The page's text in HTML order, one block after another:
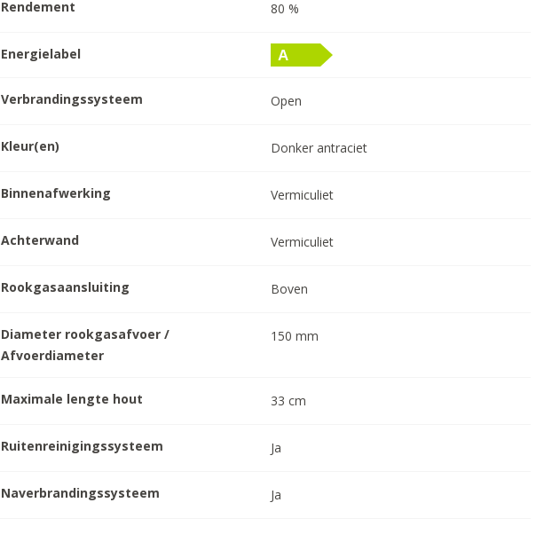
Rendement 80 %
Energielabel
Verbrandingssysteem Open
Kleur(en) Donker antraciet
Binnenafwerking Vermiculiet
Achterwand Vermiculiet
Rookgasaansluiting Boven
Diameter rookgasafvoer /
Afvoerdiameter
150 mm
Maximale lengte hout 33 cm
Ruitenreinigingssysteem Ja
Naverbrandingssysteem Ja